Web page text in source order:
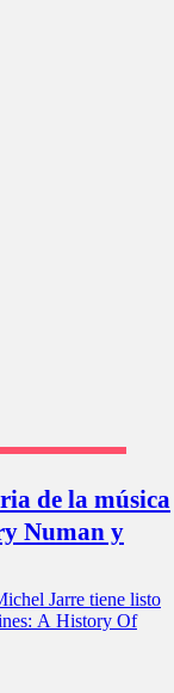
de la música
Numan y
Jarre tiene listo
A History Of